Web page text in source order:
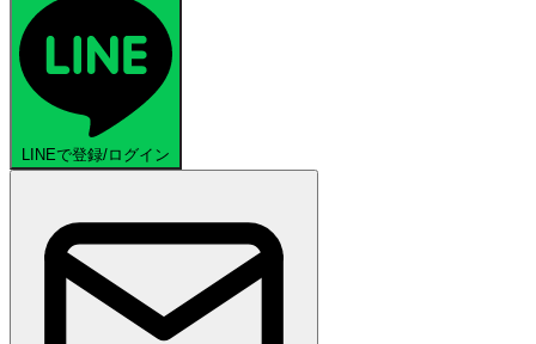
LINEで登録/ログイン